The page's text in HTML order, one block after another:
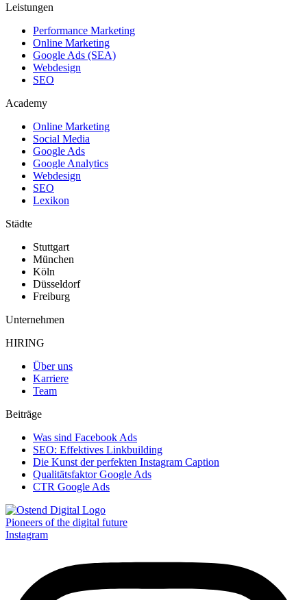
Leistungen
Performance Marketing
Online Marketing
Google Ads (SEA)
Webdesign
SEO
Academy
Online Marketing
Social Media
Google Ads
Google Analytics
Webdesign
SEO
Lexikon
Städte
Stuttgart
München
Köln
Düsseldorf
Freiburg
Unternehmen
HIRING
Über uns
Karriere
Team
Beiträge
Was sind Facebook Ads
SEO: Effektives Linkbuilding
Die Kunst der perfekten Instagram Caption
Qualitätsfaktor Google Ads
CTR Google Ads
Pioneers of the digital future
Instagram